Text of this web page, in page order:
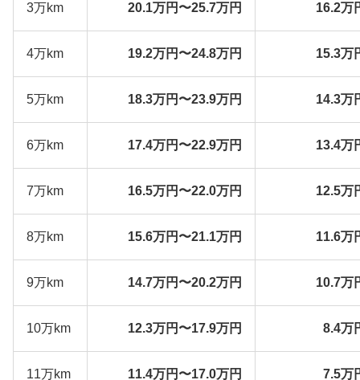
3万km 20.1万円〜25.7万円 16.2万
4万km 19.2万円〜24.8万円 15.3万
5万km 18.3万円〜23.9万円 14.3万
6万km 17.4万円〜22.9万円 13.4万
7万km 16.5万円〜22.0万円 12.5万
8万km 15.6万円〜21.1万円 11.6万
9万km 14.7万円〜20.2万円 10.7万
10万km 12.3万円〜17.9万円 8.4万
11万km 11.4万円〜17.0万円 7.5万